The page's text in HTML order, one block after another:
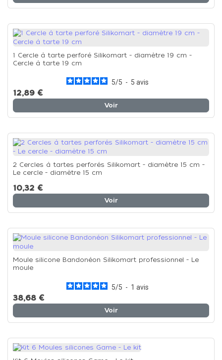
1 Cercle à tarte perforé Silikomart - diamètre 19 cm -
Cercle à tarte 19 cm
5/5 - 5 avis
12,89 €
Voir
2 Cercles à tartes perforés Silikomart - diamètre 15 cm -
Le cercle - diamètre 15 cm
10,32 €
Voir
Moule silicone Bandonéon Silikomart professionnel - Le
moule
5/5 - 1 avis
38,68 €
Voir